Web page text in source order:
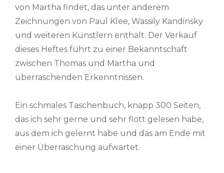
von Martha findet, das unter anderem
Zeichnungen von Paul Klee, Wassily Kandinsky
und weiteren Künstlern enthält. Der Verkauf
dieses Heftes führt zu einer Bekanntschaft
zwischen Thomas und Martha und
überraschenden Erkenntnissen.
Ein schmales Taschenbuch, knapp 300 Seiten,
das ich sehr gerne und sehr flott gelesen habe,
aus dem ich gelernt habe und das am Ende mit
einer Überraschung aufwartet.